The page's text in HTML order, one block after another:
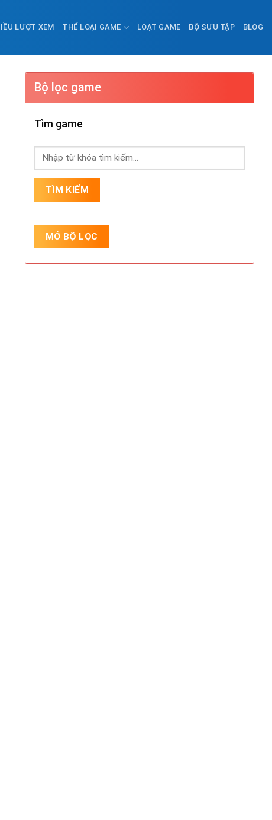
LƯỢT XEM THỂ LOẠI GAME LOẠT GAME BỘ SƯU TẬP BLOG
Bộ lọc game
Tìm game